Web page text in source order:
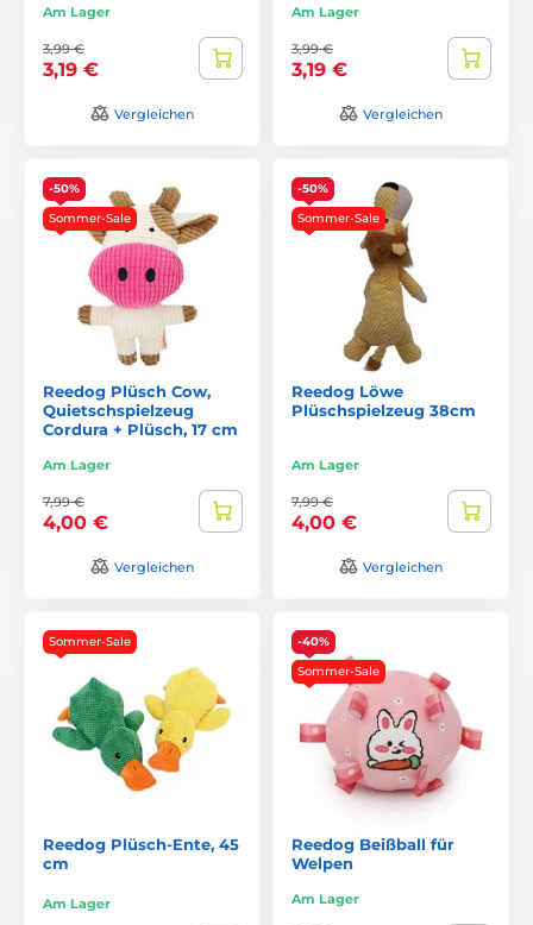
Am Lager
3,99 €
3,19 €
Vergleichen
Am Lager
3,99 €
3,19 €
Vergleichen
-50%
Sommer-Sale
Reedog Plüsch Cow,
Quietschspielzeug
Cordura + Plüsch, 17 cm
Am Lager
7,99 €
4,00 €
Vergleichen
-50%
Sommer-Sale
Reedog Löwe
Plüschspielzeug 38cm
Am Lager
7,99 €
4,00 €
Vergleichen
Sommer-Sale
Reedog Plüsch-Ente, 45
cm
Am Lager
-40%
Sommer-Sale
Reedog Beißball für
Welpen
Am Lager